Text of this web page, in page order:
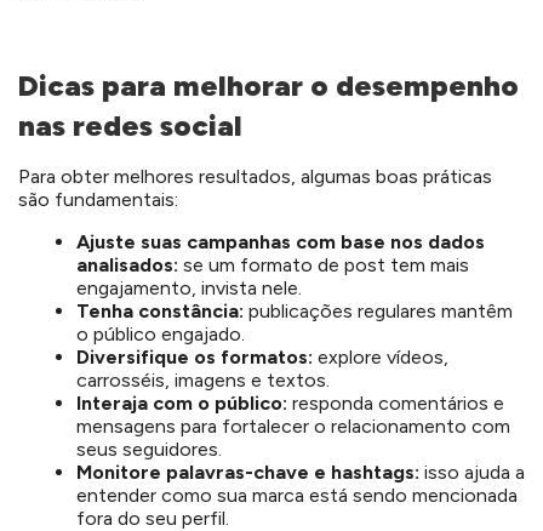
Dicas para melhorar o desempenho
nas redes social
Para obter melhores resultados, algumas boas práticas
são fundamentais:
Ajuste suas campanhas com base nos dados
analisados: se um formato de post tem mais
engajamento, invista nele.
Tenha constância: publicações regulares mantêm
o público engajado.
Diversifique os formatos: explore vídeos,
carrosséis, imagens e textos.
Interaja com o público: responda comentários e
mensagens para fortalecer o relacionamento com
seus seguidores.
Monitore palavras-chave e hashtags: isso ajuda a
entender como sua marca está sendo mencionada
fora do seu perfil.